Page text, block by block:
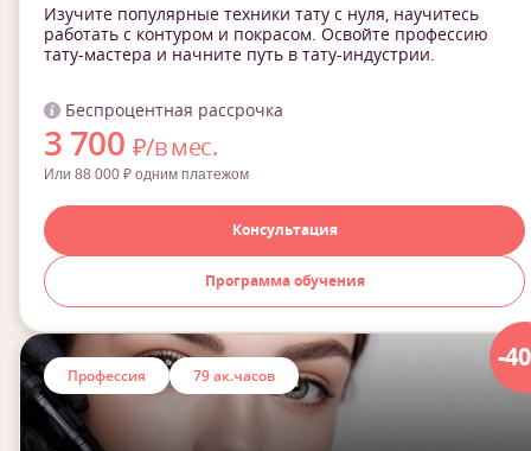
Изучите популярные техники тату с нуля, научитесь
работать с контуром и покрасом. Освойте профессию
тату-мастера и начните путь в тату-индустрии.
Беспроцентная рассрочка
3 700 ₽/в мес.
Или 88 000 ₽ одним платежом
Консультация
Программа обучения
-
Профессия 79 ак.часов